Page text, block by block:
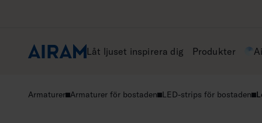
Låt ljuset inspirera dig Produkter
Armaturer Armaturer för bostaden LED-strips för bostaden